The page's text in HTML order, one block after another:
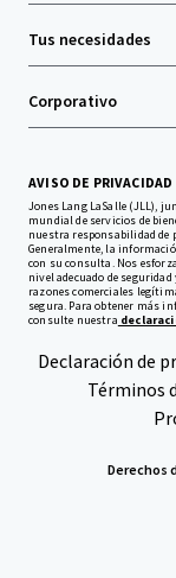
Tus necesidades
Corporativo
AVISO DE PRIVACIDAD
Jones Lang LaSalle (JLL),
mundial de servicios de
nuestra responsabilidad de
Generalmente, la
con su consulta. Nos
nivel adecuado de
razones comerciales
segura. Para obtener más
consulte nuestra
Declaración de
Términos
Derechos